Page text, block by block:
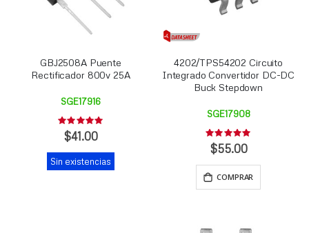
GBJ2508A Puente
Rectificador 800v 25A
SGE17916
Rating:
0%
$41.00
Sin existencias
4202/TPS54202 Circuito
Integrado Convertidor DC-DC
Buck Stepdown
SGE17908
Rating:
0%
$55.00
COMPRAR